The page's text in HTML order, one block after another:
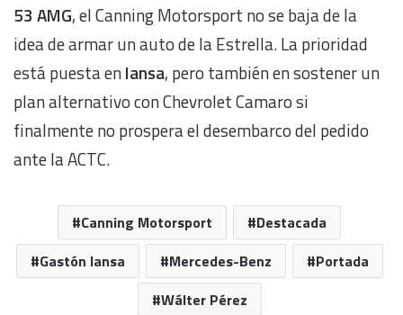
53 AMG, el Canning Motorsport no se baja de la
idea de armar un auto de la Estrella. La prioridad
está puesta enIansa, pero también en sostener un
plan alternativo con Chevrolet Camaro si
finalmente no prospera el desembarco del pedido
ante la ACTC.
Canning Motorsport
Destacada
Gastón Iansa
Mercedes-Benz
Portada
Wálter Pérez